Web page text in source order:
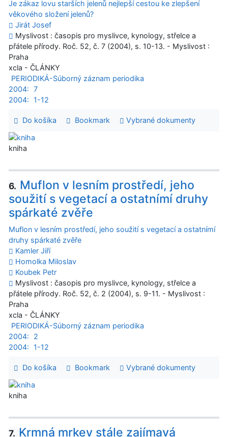
Je zákaz lovu starších jelenů nejlepší cestou ke zlepšení
věkového složení jelenů?
Jirát Josef
Myslivost : časopis pro myslivce, kynology, střelce a
přátele přírody. Roč. 52, č. 7 (2004), s. 10-13. - Myslivost :
Praha
xcla - ČLÁNKY
PERIODIKÁ-Súborný záznam periodika
2004: 7
2004:
1-12
Do košíka Bookmark Vybrané dokumenty
kniha
6. Muflon v lesním prostředí, jeho
soužití s vegetací a ostatnímí druhy
spárkaté zvěře
Muflon v lesním prostředí, jeho soužití s vegetací a ostatnímí
druhy spárkaté zvěře
Kamler Jiří
Homolka Miloslav
Koubek Petr
Myslivost : časopis pro myslivce, kynology, střelce a
přátele přírody. Roč. 52, č. 2 (2004), s. 9-11. - Myslivost :
Praha
xcla - ČLÁNKY
PERIODIKÁ-Súborný záznam periodika
2004:
2
2004:
1-12
Do košíka Bookmark Vybrané dokumenty
kniha
7. Krmná mrkev stále zajímavá